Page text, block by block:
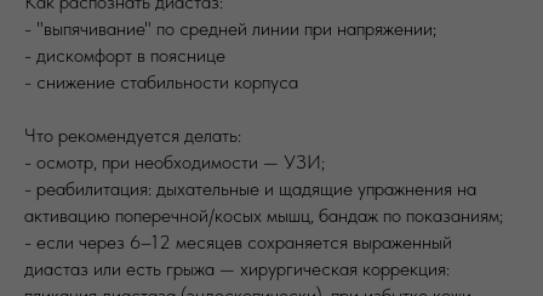
- "выпячивание" по средней линии при напряжении;
- дискомфорт в пояснице
- снижение стабильности корпуса
Что рекомендуется делать:
- осмотр, при необходимости — УЗИ;
- реабилитация: дыхательные и щадящие упражнения на
активацию поперечной/косых мышц, бандаж по показаниям;
- если через 6–12 месяцев сохраняется выраженный
диастаз или есть грыжа — хирургическая коррекция: